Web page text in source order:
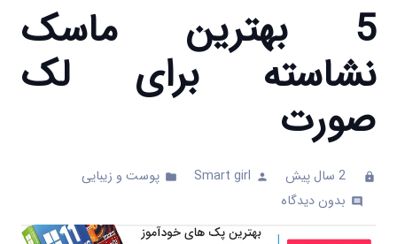
5 بهترین ماسک
نشاسته برای لک
صورت
clock 2 سال پیش person
Smart girl
folder پوست و زیبایی
comments بدون دیدگاه